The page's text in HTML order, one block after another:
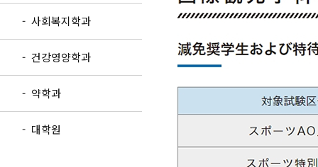
- 사회복지학과
- 건강영양학과
- 약학과
- 대학원